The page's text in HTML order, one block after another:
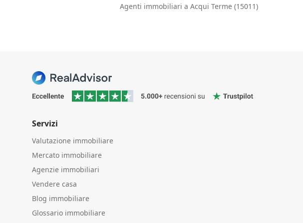
Agenti immobiliari a Acqui Terme (15011)
Servizi
Valutazione immobiliare
Mercato immobiliare
Agenzie immobiliari
Vendere casa
Blog immobiliare
Glossario immobiliare